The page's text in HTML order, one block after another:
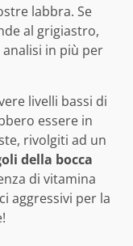
labbra. Se
al grigiastro,
analisi in più per
livelli bassi di
essere in
rivolgiti ad un
della bocca
di vitamina
aggressivi per la